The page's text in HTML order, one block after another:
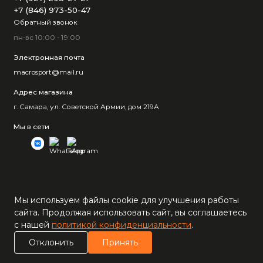
Каталог Поиск Корзина
+7 (846) 973-50-47
Обратный звонок
пн-вс 10:00 - 19:00
Электронная почта
macrosport@mail.ru
Адрес магазина
г. Самара, ул. Советской Армии, дом 219А
Мы в сети
Мы используем файлы cookie для улучшения работы
сайта. Продолжая использовать сайт, вы соглашаетесь
с нашей политикой конфиденциальности.
Отклонить
Принять